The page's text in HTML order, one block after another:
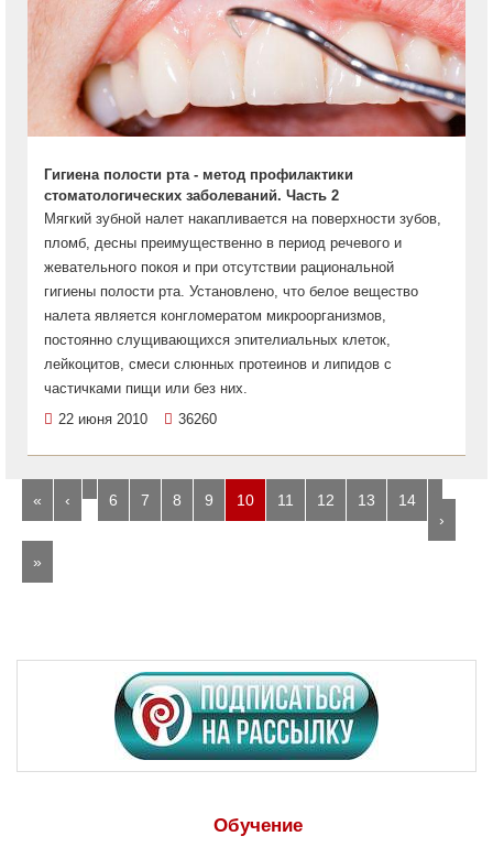
Гигиена полости рта - метод профилактики
стоматологических заболеваний. Часть 2
Мягкий зубной налет накапливается на поверхности зубов,
пломб, десны преимущественно в период речевого и
жевательного покоя и при отсутствии рациональной
гигиены полости рта. Установлено, что белое вещество
налета является конгломератом микроорганизмов,
постоянно слущивающихся эпителиальных клеток,
лейкоцитов, смеси слюнных протеинов и липидов с
частичками пищи или без них.
22 июня 2010
36260
« ‹ 6 7 8 9 10 11 12 13 14
›
»
Обучение